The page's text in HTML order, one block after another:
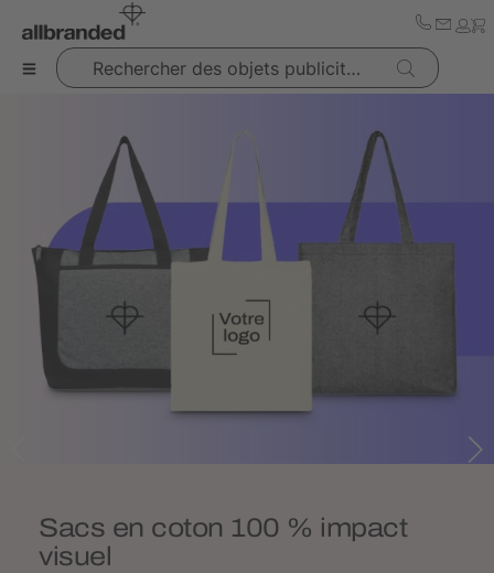
Rechercher des objets publicitaires
Sacs en coton 100 % impact
visuel